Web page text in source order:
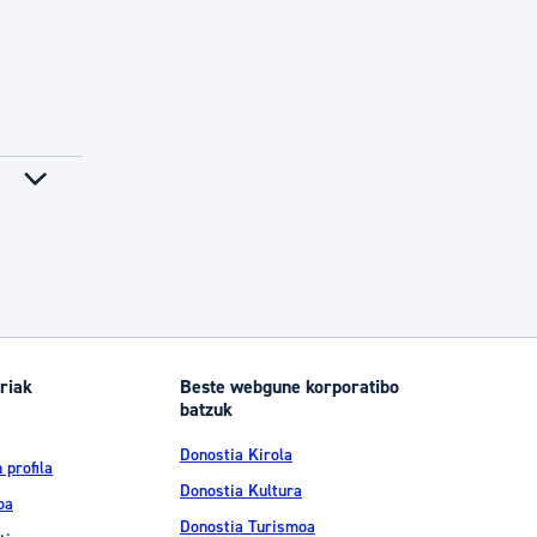
profila
Beste webgune korporatibo
batzuk
Donostia Kirola
Donostia Kultura
Donostia Turismoa